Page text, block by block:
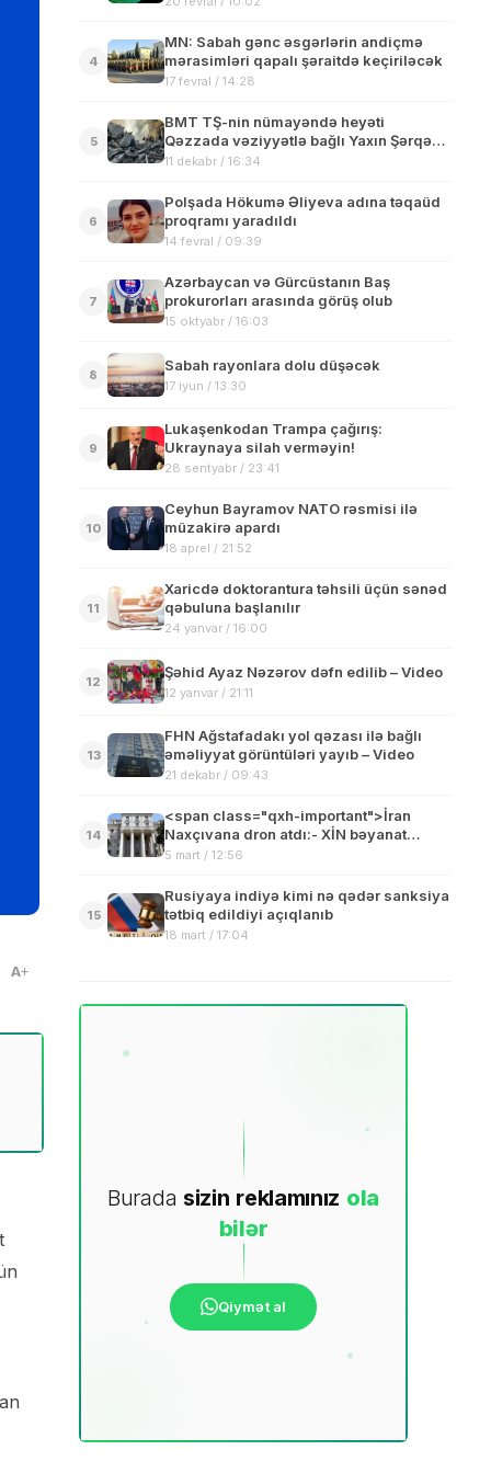
A
4
MN: Sabah gənc əsgərlərin andiçmə
mərasimləri qapalı şəraitdə keçiriləcək
17 fevral / 14:28
5
BMT TŞ-nin nümayəndə heyəti
Qəzzada vəziyyətlə bağlı Yaxın Şərqə
səfər edib
11 dekabr / 16:34
6
Polşada Hökumə Əliyeva adına təqaüd
proqramı yaradıldı
14 fevral / 09:39
7
Azərbaycan və Gürcüstanın Baş
prokurorları arasında görüş olub
15 oktyabr / 16:03
8
Sabah rayonlara dolu düşəcək
17 iyun / 13:30
9
Lukaşenkodan Trampa çağırış:
Ukraynaya silah verməyin!
28 sentyabr / 23:41
10
Ceyhun Bayramov NATO rəsmisi ilə
müzakirə apardı
18 aprel / 21:52
11
Xaricdə doktorantura təhsili üçün sənəd
qəbuluna başlanılır
24 yanvar / 16:00
12
Şəhid Ayaz Nəzərov dəfn edilib – Video
12 yanvar / 21:11
13
FHN Ağstafadakı yol qəzası ilə bağlı
əməliyyat görüntüləri yayıb – Video
21 dekabr / 09:43
14
<span class="qxh-important">İran
Naxçıvana dron atdı:- XİN bəyanat
verdi</span>
5 mart / 12:56
15
Rusiyaya indiyə kimi nə qədər sanksiya
tətbiq edildiyi açıqlanıb
18 mart / 17:04
Burada sizin reklamınız ola
bilər
Qiymət al